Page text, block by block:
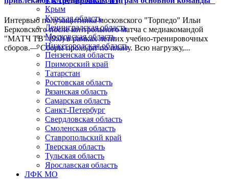
Интервью полузащитника московского "Торпедо" Ильи
Берковского после контрольного матча с медиакомандой
"МАТЧ ТВ" (9:0) в рамках летних учебно-тренировочных
сборов.— Сборы проходят по плану. Всю нагрузку,...
Крым
Курская область
Ленинградская область
Московская область
Нижегородская область
Пензенская область
Приморский край
Татарстан
Ростовская область
Рязанская область
Самарская область
Санкт-Петербург
Свердловская область
Смоленская область
Ставропольский край
Тверская область
Тульская область
Ярославская область
ЛФК МО